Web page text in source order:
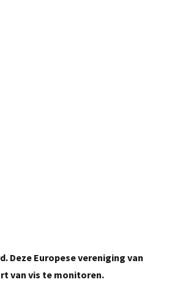
Deze Europese vereniging van
van vis te monitoren.